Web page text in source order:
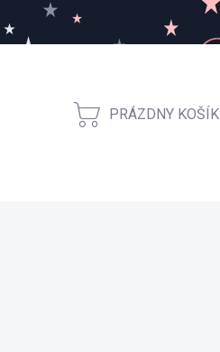
NÁKUPNÝ
PRÁZDNY KOŠÍK